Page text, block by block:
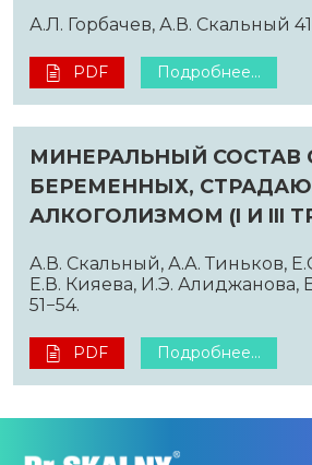
А.Л. Горбачев, А.В. Скальный
PDF Подробнее...
МИНЕРАЛЬНЫЙ СОСТАВ
БЕРЕМЕННЫХ,
АЛКОГОЛИЗМОМ (I И III
А.В. Скальный, А.А. Тиньков,
Е.В. Кияева, И.Э. Алиджанова,
51−54.
PDF Подробнее...